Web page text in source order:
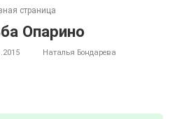
страница
Опарино
Наталья Бондарева